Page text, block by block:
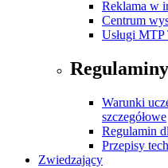
Reklama w
Centrum
Usługi
Regulaminy
Warunki
szczegółowe
Regulamin
Przepisy
Zwiedzający